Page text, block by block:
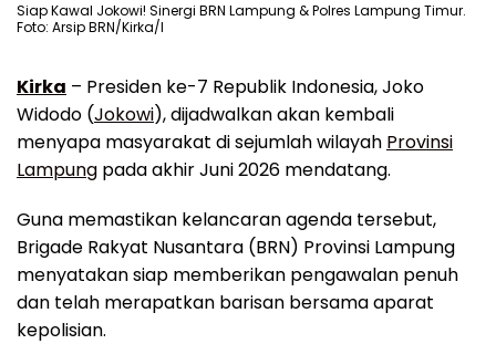
Siap Kawal Jokowi! Sinergi BRN Lampung & Polres Lampung Timur.
Foto: Arsip BRN/Kirka/I
Kirka – Presiden ke-7 Republik Indonesia, Joko
Widodo (Jokowi), dijadwalkan akan kembali
menyapa masyarakat di sejumlah wilayah Provinsi
Lampung pada akhir Juni 2026 mendatang.
Guna memastikan kelancaran agenda tersebut,
Brigade Rakyat Nusantara (BRN) Provinsi Lampung
menyatakan siap memberikan pengawalan penuh
dan telah merapatkan barisan bersama aparat
kepolisian.